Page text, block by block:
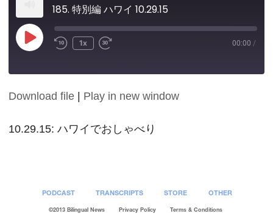
185. 特別編 ハワイ 10.29.15
Play
Episode
1x 00:00 /
SHARE
LINK
Download file Play in new window
10.29.15: ハワイでおしゃべり
PODCAST TRANSCRIPTS STORE OTHER
©2013 Bilingual News Privacy Policy Terms & Conditions